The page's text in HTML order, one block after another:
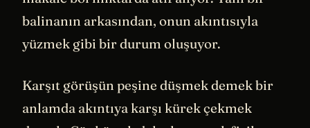
makale bol miktarda atıf alıyor. Yani bir
balinanın arkasından, onun akıntısıyla
yüzmek gibi bir durum oluşuyor.
Karşıt görüşün peşine düşmek demek bir
anlamda akıntıya karşı kürek çekmek